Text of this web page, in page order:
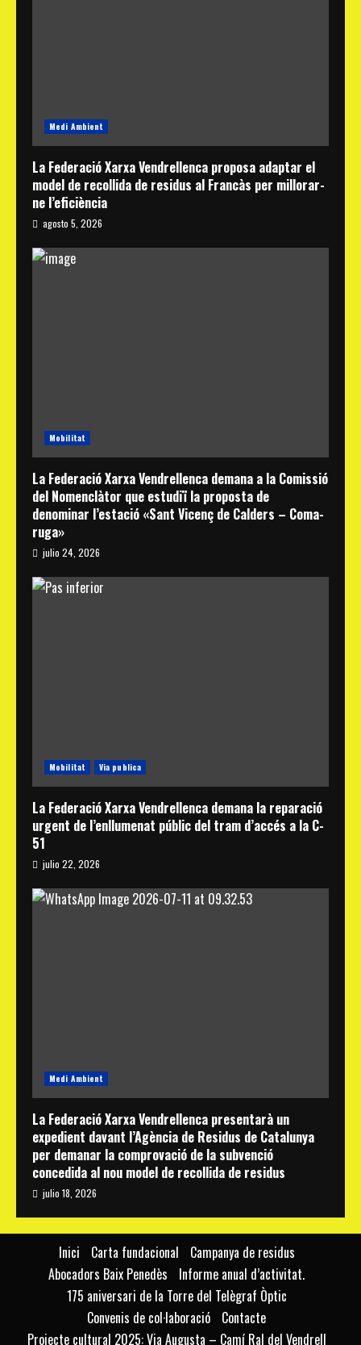
Medi Ambient
La Federació Xarxa Vendrellenca proposa adaptar el
model de recollida de residus al Francàs per millorar-
ne l’eficiència
agosto 5, 2026
Mobilitat
La Federació Xarxa Vendrellenca demana a la Comissió
del Nomenclàtor que estudiï la proposta de
denominar l’estació «Sant Vicenç de Calders – Coma-
ruga»
julio 24, 2026
Mobilitat Via publica
La Federació Xarxa Vendrellenca demana la reparació
urgent de l’enllumenat públic del tram d’accés a la C-
51
julio 22, 2026
Medi Ambient
La Federació Xarxa Vendrellenca presentarà un
expedient davant l’Agència de Residus de Catalunya
per demanar la comprovació de la subvenció
concedida al nou model de recollida de residus
julio 18, 2026
Inici Carta fundacional
Campanya de residus
Abocadors Baix Penedès
Informe anual d’activitat.
175 aniversari de la Torre del Telègraf Òptic
Convenis de col·laboració
Contacte
Projecte cultural 2025: Via Augusta – Camí Ral del Vendrell